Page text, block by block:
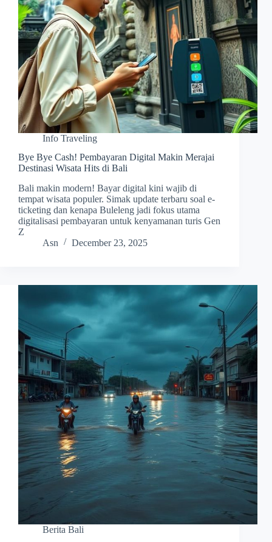
Info Traveling
Bye Bye Cash! Pembayaran Digital Makin Merajai
Destinasi Wisata Hits di Bali
Bali makin modern! Bayar digital kini wajib di
tempat wisata populer. Simak update terbaru soal e-
ticketing dan kenapa Buleleng jadi fokus utama
digitalisasi pembayaran untuk kenyamanan turis Gen
Z
Asn
December 23, 2025
Berita Bali